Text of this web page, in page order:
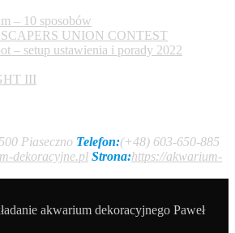
– 10 sposobów
UNION CONTEST
– setup ustawienia i porady 2022
III
Piaseczno Telefon:(+48) 603-650-885
dekoracyjne.pl Strona:https://akwarium-
akwarium dekoracyjnego Paweł